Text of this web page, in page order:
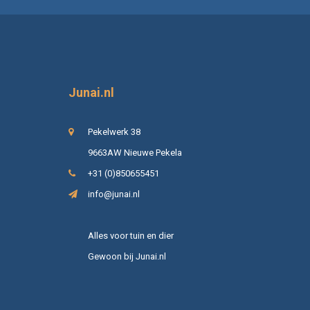
Junai.nl
Pekelwerk 38
9663AW Nieuwe Pekela
+31 (0)850655451
info@junai.nl
Alles voor tuin en dier
Gewoon bij Junai.nl